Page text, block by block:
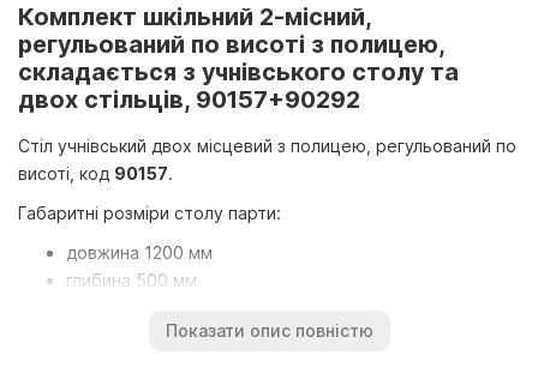
Комплект шкільний 2-місний,
регульований по висоті з полицею,
складається з учнівського столу та
двох стільців, 90157+90292
Стіл учнівський двох місцевий з полицею, регульований по
висоті, код 90157.
Габаритні розміри столу парти:
довжина 1200 мм
глибина 500 мм
Висота від підлоги до стільниці регулюється в трьох
Показати опис повністю